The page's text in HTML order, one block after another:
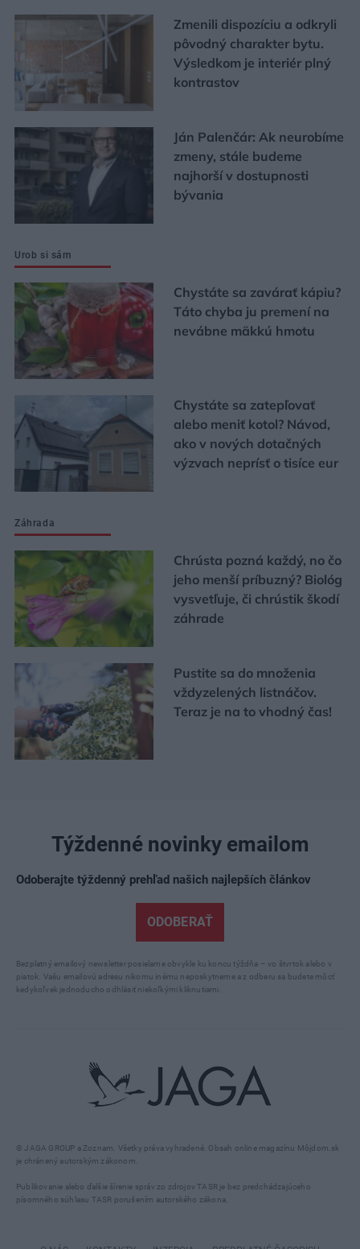
Zmenili dispozíciu a odkryli
pôvodný charakter bytu.
Výsledkom je interiér plný
kontrastov
Ján Palenčár: Ak neurobíme
zmeny, stále budeme
najhorší v dostupnosti
bývania
Urob si sám
Chystáte sa zavárať kápiu?
Táto chyba ju premení na
nevábne mäkkú hmotu
Chystáte sa zatepľovať
alebo meniť kotol? Návod,
ako v nových dotačných
výzvach neprísť o tisíce eur
Záhrada
Chrústa pozná každý, no čo
jeho menší príbuzný? Biológ
vysvetľuje, či chrústik škodí
záhrade
Pustite sa do množenia
vždyzelených listnáčov.
Teraz je na to vhodný čas!
© JAGA GROUP a Zoznam. Všetky práva vyhradené. Obsah online magazínu Môjdom.sk
je chránený autorským zákonom.
Publikovanie alebo ďalšie šírenie správ zo zdrojov TASR je bez predchádzajúceho
písomného súhlasu TASR porušením autorského zákona.
Týždenné novinky emailom
Odoberajte týždenný prehľad našich najlepších článkov
ODOBERAŤ
Bezplatný emailový newsletter posielame obvykle ku koncu týždňa – vo štvrtok alebo v
piatok. Vašu emailovú adresu nikomu inému neposkytneme a z odberu sa budete môcť
kedykoľvek jednoducho odhlásiť niekoľkými kliknutiami.